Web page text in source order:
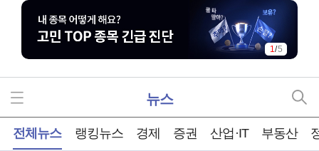
1/5
뉴스
전체뉴스 랭킹뉴스 경제 증권 산업·IT 부동산